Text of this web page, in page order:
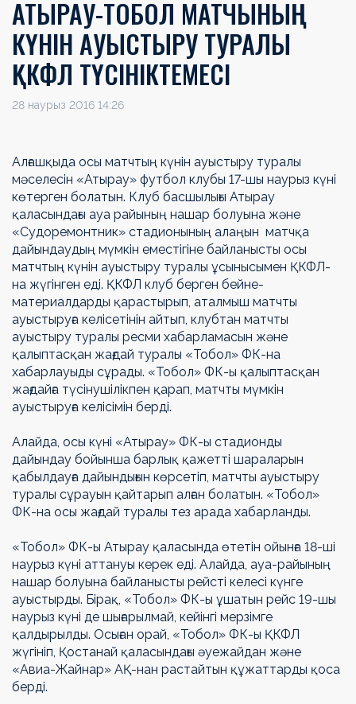
АТЫРАУ-ТОБОЛ МАТЧЫНЫҢ
КҮНІН АУЫСТЫРУ ТУРАЛЫ
ҚКФЛ ТҮСІНІКТЕМЕСІ
28 наурыз 2016 14:26
Алғашқыда осы матчтың күнін ауыстыру туралы
мәселесін «Атырау» футбол клубы 17-шы наурыз күні
көтерген болатын. Клуб басшылығы Атырау
қаласындағы ауа райының нашар болуына және
«Судоремонтник» стадионының алаңын матчқа
дайындаудың мүмкін еместігіне байланысты осы
матчтың күнін ауыстыру туралы ұсынысымен ҚКФЛ-
на жүгінген еді. ҚКФЛ клуб берген бейне-
материалдарды қарастырып, аталмыш матчты
ауыстыруға келісетінін айтып, клубтан матчты
ауыстыру туралы ресми хабарламасын және
қалыптасқан жағдай туралы «Тобол» ФК-на
хабарлауыды сұрады. «Тобол» ФК-ы қалыптасқан
жағдайға түсінушілікпен қарап, матчты мүмкін
ауыстыруға келісімін берді.
Алайда, осы күні «Атырау» ФК-ы стадионды
дайындау бойынша барлық қажетті шараларын
қабылдауға дайындығын көрсетіп, матчты ауыстыру
туралы сұрауын қайтарып алған болатын. «Тобол»
ФК-на осы жағдай туралы тез арада хабарланды.
«Тобол» ФК-ы Атырау қаласында өтетін ойынға 18-ші
наурыз күні аттануы керек еді. Алайда, ауа-райының
нашар болуына байланысты рейсті келесі күнге
ауыстырды. Бірақ, «Тобол» ФК-ы ұшатын рейс 19-шы
наурыз күні де шығарылмай, кейінгі мерзімге
қалдырылды. Осыған орай, «Тобол» ФК-ы ҚКФЛ
жүгініп, Қостанай қаласындағы әуежайдан және
«Авиа-Жайнар» АҚ-нан растайтын құжаттарды қоса
берді.